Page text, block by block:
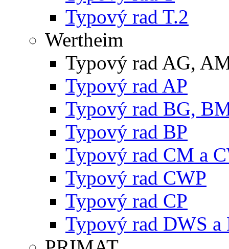
Typový rad T.2
Wertheim
Typový rad AG,
Typový rad AP
Typový rad BG,
Typový rad BP
Typový rad CM a
Typový rad CWP
Typový rad CP
Typový rad DWS a